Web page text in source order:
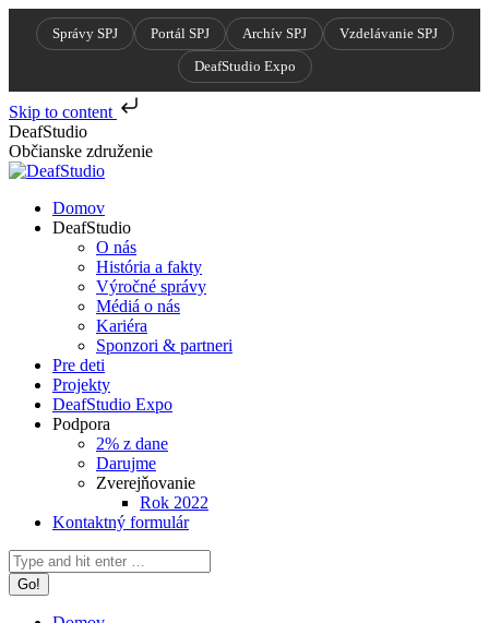
Správy SPJ Portál SPJ Archív SPJ
Vzdelávanie SPJ
DeafStudio Expo
Skip to content
Skip
to
content
DeafStudio
Občianske združenie
Domov
DeafStudio
O nás
História a fakty
Výročné správy
Médiá o nás
Kariéra
Sponzori & partneri
Pre deti
Projekty
DeafStudio Expo
Podpora
2% z dane
Darujme
Zverejňovanie
Rok 2022
Kontaktný formulár
Search: